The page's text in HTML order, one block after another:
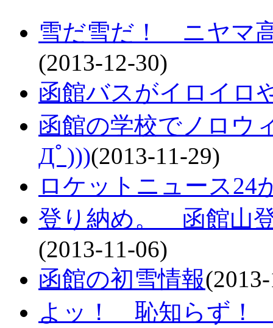
雪だ雪だ！ ニヤマ
(2013-12-30)
函館バスがイロイロ
函館の学校でノロウ
Дﾟ)))(2013-11-29)
ロケットニュース24
登り納め。 函館山
(2013-11-06)
函館の初雪情報
よッ！ 恥知らず！